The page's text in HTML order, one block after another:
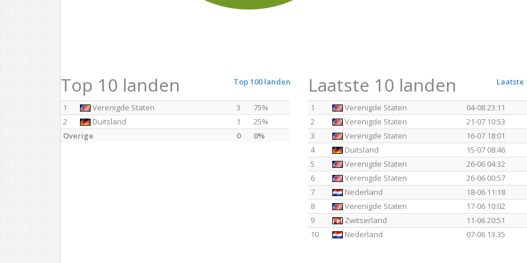
Top 100 landen
Top 10 landen
1 Verenigde Staten 3
75%
2
Duitsland 1
25%
Overige
0 0%
Laatste
Laatste 10 landen
1 Verenigde Staten
04-08 23:11
2
Verenigde Staten
21-07 10:53
3
Verenigde Staten
16-07 18:01
4
Duitsland
15-07 08:46
5
Verenigde Staten
26-06 04:32
6
Verenigde Staten
26-06 00:57
7
Nederland
18-06 11:18
8
Verenigde Staten
17-06 10:02
9
Zwitserland
11-06 20:51
10
Nederland 07-06 13:35